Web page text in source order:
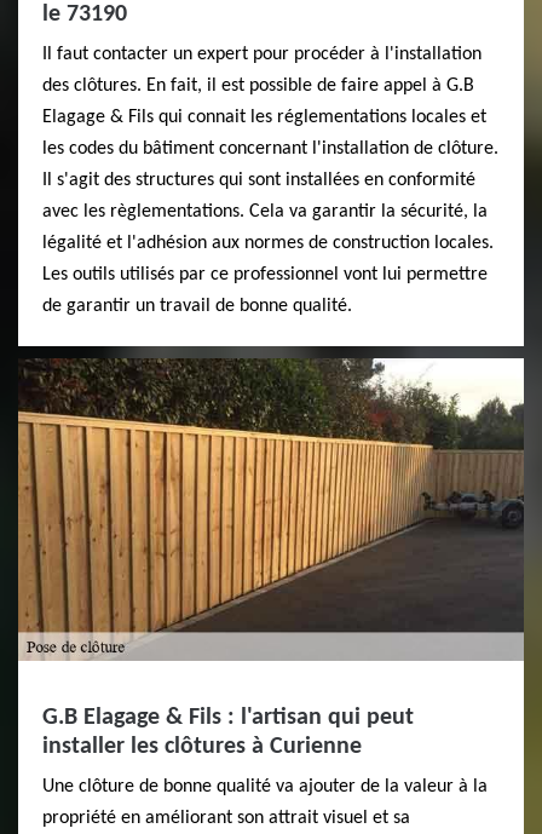
le 73190
Il faut contacter un expert pour procéder à l'installation
des clôtures. En fait, il est possible de faire appel à G.B
Elagage & Fils qui connait les réglementations locales et
les codes du bâtiment concernant l'installation de clôture.
Il s'agit des structures qui sont installées en conformité
avec les règlementations. Cela va garantir la sécurité, la
légalité et l'adhésion aux normes de construction locales.
Les outils utilisés par ce professionnel vont lui permettre
de garantir un travail de bonne qualité.
G.B Elagage & Fils : l'artisan qui peut
installer les clôtures à Curienne
Une clôture de bonne qualité va ajouter de la valeur à la
propriété en améliorant son attrait visuel et sa